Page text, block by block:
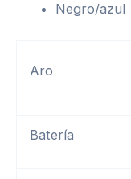
Negro/azul
Aro
Batería